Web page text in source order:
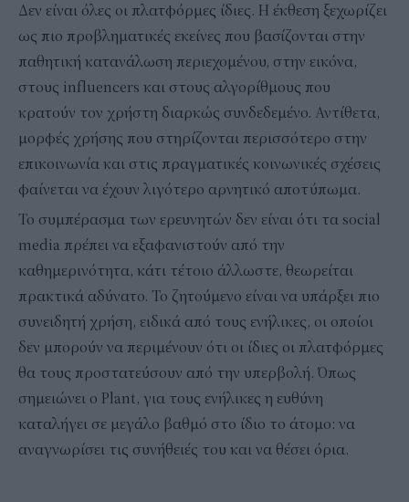
Δεν είναι όλες οι πλατφόρμες ίδιες. Η έκθεση ξεχωρίζει
ως πιο προβληματικές εκείνες που βασίζονται στην
παθητική κατανάλωση περιεχομένου, στην εικόνα,
στους influencers και στους αλγορίθμους που
κρατούν τον χρήστη διαρκώς συνδεδεμένο. Αντίθετα,
μορφές χρήσης που στηρίζονται περισσότερο στην
επικοινωνία και στις πραγματικές κοινωνικές σχέσεις
φαίνεται να έχουν λιγότερο αρνητικό αποτύπωμα.
Το συμπέρασμα των ερευνητών δεν είναι ότι τα social
media πρέπει να εξαφανιστούν από την
καθημερινότητα, κάτι τέτοιο άλλωστε, θεωρείται
πρακτικά αδύνατο. Το ζητούμενο είναι να υπάρξει πιο
συνειδητή χρήση, ειδικά από τους ενήλικες, οι οποίοι
δεν μπορούν να περιμένουν ότι οι ίδιες οι πλατφόρμες
θα τους προστατεύσουν από την υπερβολή. Όπως
σημειώνει ο Plant, για τους ενήλικες η ευθύνη
καταλήγει σε μεγάλο βαθμό στο ίδιο το άτομο: να
αναγνωρίσει τις συνήθειές του και να θέσει όρια.